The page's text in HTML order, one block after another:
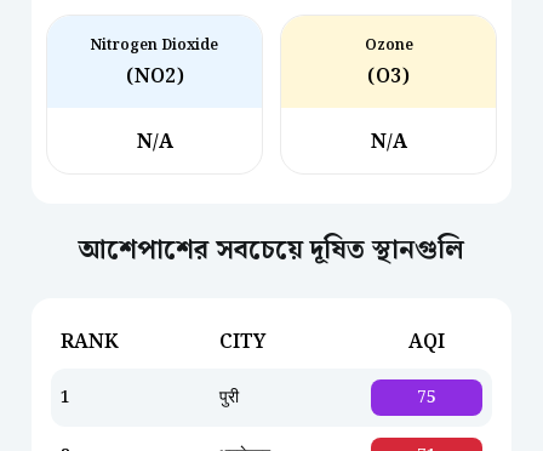
Nitrogen Dioxide
(NO2)
N/A
Ozone
(O3)
N/A
আশেপাশের সবচেয়ে দূষিত স্থানগুলি
RANK CITY AQI
1 पुरी 75